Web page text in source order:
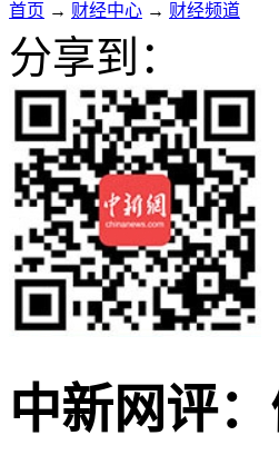
首页 → 财经中心 → 财经频道
分享到：
中新网评